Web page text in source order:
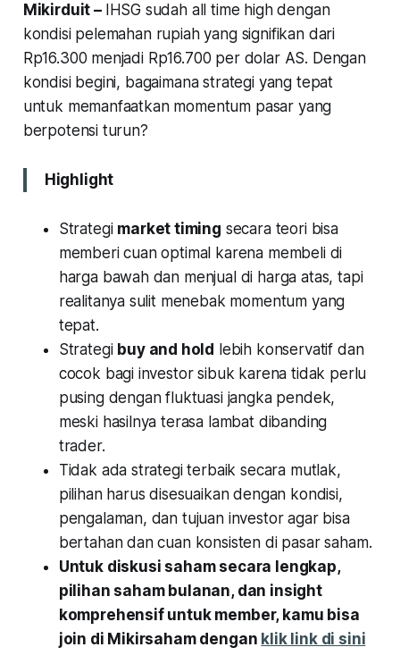
Mikirduit – IHSG sudah all time high dengan
kondisi pelemahan rupiah yang signifikan dari
Rp16.300 menjadi Rp16.700 per dolar AS. Dengan
kondisi begini, bagaimana strategi yang tepat
untuk memanfaatkan momentum pasar yang
berpotensi turun?
Highlight
Strategi market timing secara teori bisa
memberi cuan optimal karena membeli di
harga bawah dan menjual di harga atas, tapi
realitanya sulit menebak momentum yang
tepat.
Strategi buy and hold lebih konservatif dan
cocok bagi investor sibuk karena tidak perlu
pusing dengan fluktuasi jangka pendek,
meski hasilnya terasa lambat dibanding
trader.
Tidak ada strategi terbaik secara mutlak,
pilihan harus disesuaikan dengan kondisi,
pengalaman, dan tujuan investor agar bisa
bertahan dan cuan konsisten di pasar saham.
Untuk diskusi saham secara lengkap,
pilihan saham bulanan, dan insight
komprehensif untuk member, kamu bisa
join di Mikirsaham dengan klik link di sini